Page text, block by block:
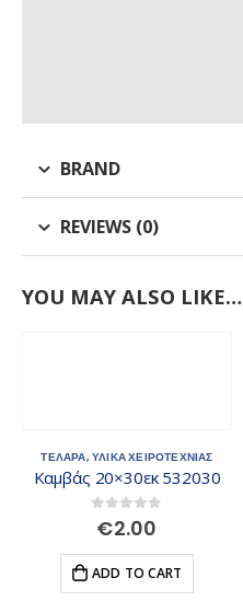
BRAND
REVIEWS (0)
YOU MAY ALSO LIKE…
ΤΕΛΑΡΑ, ΥΛΙΚΑ ΧΕΙΡΟΤΕΧΝΙΑΣ
Καμβάς 20×30εκ 532030
out of 5
€2.00
ADD TO CART